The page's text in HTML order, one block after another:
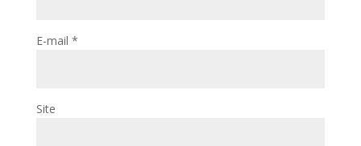
E-mail *
Site